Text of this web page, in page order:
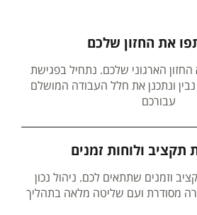
הארגוני שלכם. נתחיל בפגישת
ונתכנן את חלל העבודה המושלם
עבורכם
וזמנים שתתאים לכם. ניהול נכון
מסודרת ועם שליטה מלאה בתהליך